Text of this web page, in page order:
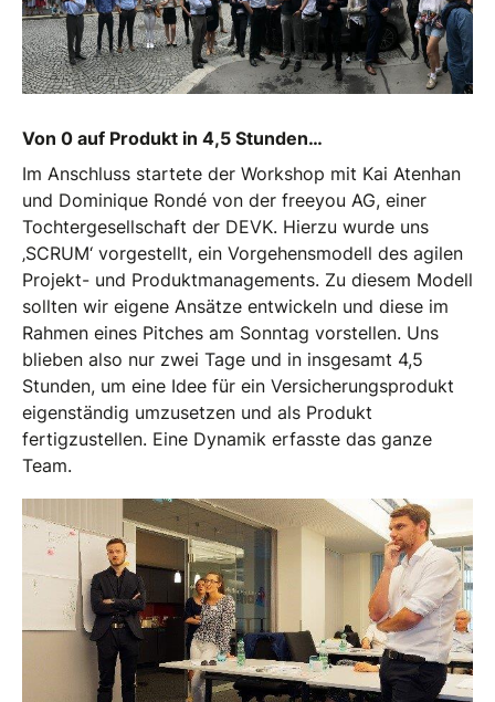
Von 0 auf Produkt in 4,5 Stunden…
Im Anschluss startete der Workshop mit Kai Atenhan
und Dominique Rondé von der freeyou AG, einer
Tochtergesellschaft der DEVK. Hierzu wurde uns
‚SCRUM‘ vorgestellt, ein Vorgehensmodell des agilen
Projekt- und Produktmanagements. Zu diesem Modell
sollten wir eigene Ansätze entwickeln und diese im
Rahmen eines Pitches am Sonntag vorstellen. Uns
blieben also nur zwei Tage und in insgesamt 4,5
Stunden, um eine Idee für ein Versicherungsprodukt
eigenständig umzusetzen und als Produkt
fertigzustellen. Eine Dynamik erfasste das ganze
Team.